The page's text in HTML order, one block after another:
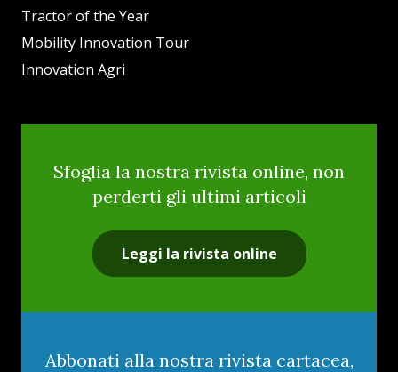
Tractor of the Year
Mobility Innovation Tour
Innovation Agri
Sfoglia la nostra rivista online, non
perderti gli ultimi articoli
Leggi la rivista online
Abbonati alla nostra rivista cartacea,